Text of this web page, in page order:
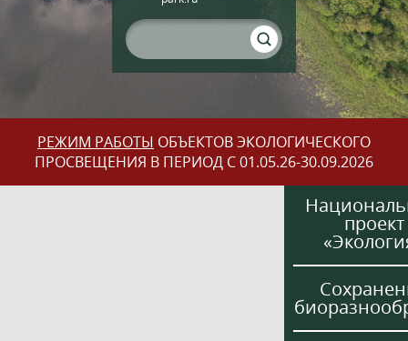
РЕЖИМ РАБОТЫ ОБЪЕКТОВ ЭКОЛОГИЧЕСКОГО
ПРОСВЕЩЕНИЯ В ПЕРИОД С 01.05.26-30.09.2026
проект